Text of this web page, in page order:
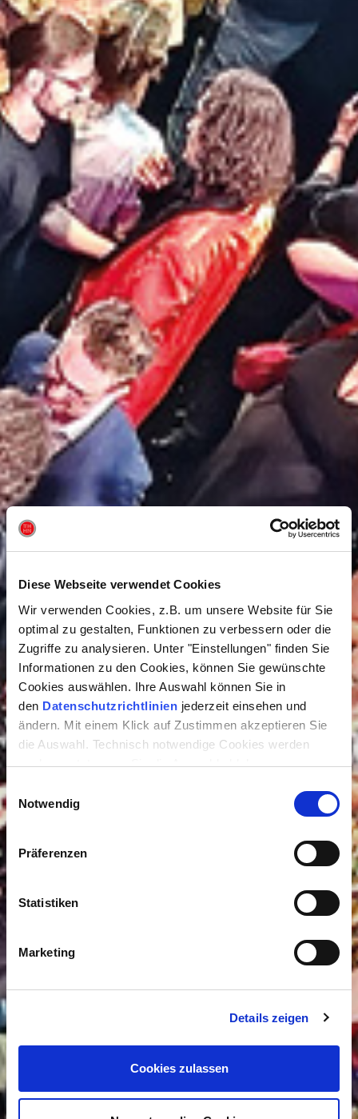
Diese Webseite verwendet Cookies
Wir verwenden Cookies, z.B. um unsere Website für Sie
optimal zu gestalten, Funktionen zu verbessern oder die
Zugriffe zu analysieren. Unter "Einstellungen" finden Sie
Informationen zu den Cookies, können Sie gewünschte
Cookies auswählen. Ihre Auswahl können Sie in
den Datenschutzrichtlinien jederzeit einsehen und
ändern. Mit einem Klick auf Zustimmen akzeptieren Sie
die Auswahl. Technisch notwendige Cookies werden
auch gesetzt, wenn Sie die Auswahl ablehnen.
Einwilligungsauswahl
Notwendig
Präferenzen
Statistiken
Marketing
Details zeigen
Cookies zulassen